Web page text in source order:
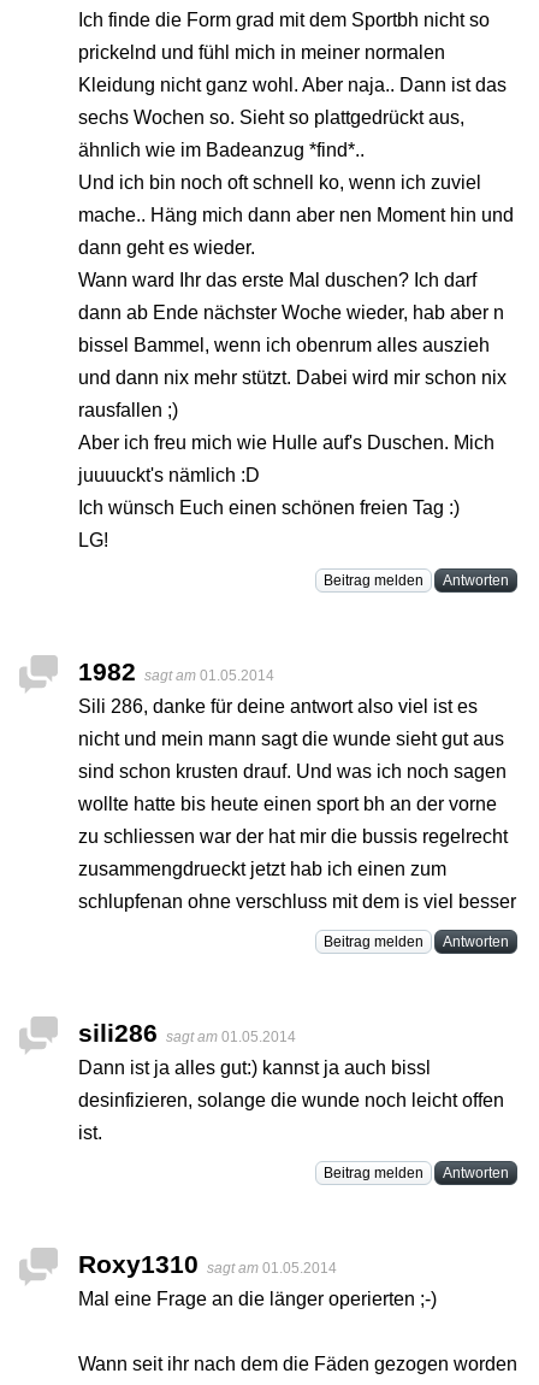
Ich finde die Form grad mit dem Sportbh nicht so
prickelnd und fühl mich in meiner normalen
Kleidung nicht ganz wohl. Aber naja.. Dann ist das
sechs Wochen so. Sieht so plattgedrückt aus,
ähnlich wie im Badeanzug *find*..
Und ich bin noch oft schnell ko, wenn ich zuviel
mache.. Häng mich dann aber nen Moment hin und
dann geht es wieder.
Wann ward Ihr das erste Mal duschen? Ich darf
dann ab Ende nächster Woche wieder, hab aber n
bissel Bammel, wenn ich obenrum alles auszieh
und dann nix mehr stützt. Dabei wird mir schon nix
rausfallen ;)
Aber ich freu mich wie Hulle auf's Duschen. Mich
juuuuckt's nämlich :D
Ich wünsch Euch einen schönen freien Tag :)
LG!
Beitrag melden Antworten
1982 sagt am 01.05.2014
Sili 286, danke für deine antwort also viel ist es
nicht und mein mann sagt die wunde sieht gut aus
sind schon krusten drauf. Und was ich noch sagen
wollte hatte bis heute einen sport bh an der vorne
zu schliessen war der hat mir die bussis regelrecht
zusammengdrueckt jetzt hab ich einen zum
schlupfenan ohne verschluss mit dem is viel besser
Beitrag melden Antworten
sili286 sagt am 01.05.2014
Dann ist ja alles gut:) kannst ja auch bissl
desinfizieren, solange die wunde noch leicht offen
ist.
Beitrag melden Antworten
Roxy1310 sagt am 01.05.2014
Mal eine Frage an die länger operierten ;-)
Wann seit ihr nach dem die Fäden gezogen worden